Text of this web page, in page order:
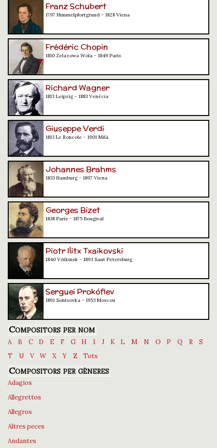
Franz Schubert
1797 Himmelpfortgrund - 1828 Viena
Frédéric Chopin
1810 Żelazowa Wola - 1849 París
Richard Wagner
1813 Leipzig - 1883 Venècia
Giuseppe Verdi
1813 Le Roncole - 1901 Milà
Johannes Brahms
1833 Hamburg - 1897 Viena
Georges Bizet
1838 París - 1875 Bougival
Piotr Ilitx Txaikovski
1840 Vótkinsk - 1893 Sant Petersburg
Serguei Prokófiev
1891 Sontsovka - 1953 Moscou
Compositors per nom
A B C D E F G H I J K L M N O P Q R
S
T
U V W X Y Z Tots
Compositors per gèneres
Adagios
Allegrettos
Allegros
Altres peces
Andantes